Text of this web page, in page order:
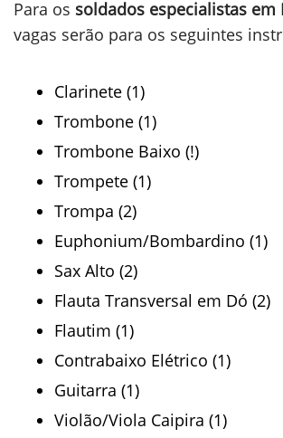
Para os soldados especialistas em
vagas serão para os seguintes
Clarinete (1)
Trombone (1)
Trombone Baixo (!)
Trompete (1)
Trompa (2)
Euphonium/Bombardino (1)
Sax Alto (2)
Flauta Transversal em Dó (2)
Flautim (1)
Contrabaixo Elétrico (1)
Guitarra (1)
Violão/Viola Caipira (1)